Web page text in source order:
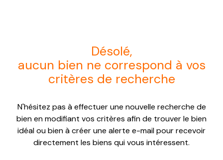
CONTACT
désolé,
aucun bien ne correspond à vos
critères de recherche
N'hésitez pas à effectuer une nouvelle recherche de
bien en modifiant vos critères afin de trouver le bien
idéal ou bien à créer une alerte e-mail pour recevoir
directement les biens qui vous intéressent.